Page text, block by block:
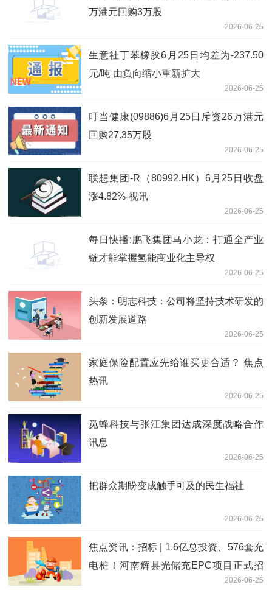
万港元回购3万股
2026-06-25
生意社丁苯橡胶6月25日均差为-237.50
元/吨 由负向缩小重新扩大
2026-06-25
叮当健康(09886)6月25日斥资26万港元
回购27.35万股
2026-06-25
联想集团-R（80992.HK）6月25日收盘
涨4.82%-视讯
2026-06-25
每日快播:鹏飞集团马小龙：打通全产业
链才能掌握氢能商业化主导权
2026-06-25
头条：明志科技：公司将坚持技术研发的
创新发展道路
2026-06-25
家庭保险配置应先给谁买更合适？ 焦点
热讯
2026-06-25
觅蜂科技与张江集团达成深度战略合作
讯息
2026-06-25
把群众期盼变成触手可及的民生福祉
2026-06-25
焦点资讯：招标 | 1.6亿总投资、576套充
电桩！河南辉县光储充EPC项目正式招
2026-06-25